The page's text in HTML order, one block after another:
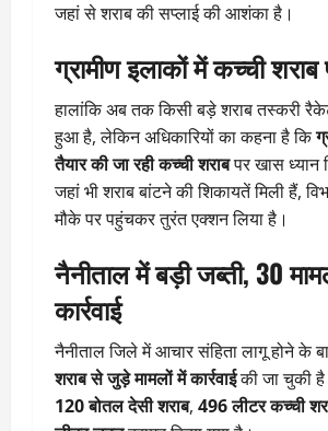
जहां से शराब की सप्लाई की आशंका है।
ग्रामीण इलाकों में कच्ची
हालांकि अब तक किसी बड़े शराब तस्करी
हुआ है, लेकिन अधिकारियों का कहना है कि
तैयार की जा रही कच्ची शराबपर खास ध्यान
जहां भी शराब बांटने की शिकायतें मिली हैं,
मौके पर पहुंचकर तुरंत एक्शन लिया है।
नैनीताल में बड़ी जब्ती, 30
कार्रवाई
नैनीताल जिले में आचार संहिता लागू होने के
शराब से जुड़े मामलों में कार्रवाईकी जा चुकी
120 बोतल देसी शराब, 496 लीटर कच्ची